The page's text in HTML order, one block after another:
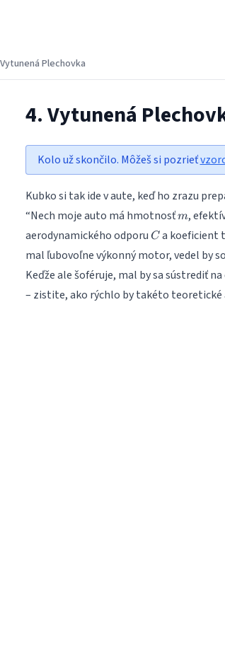
Plechovka
4. Vytunená
Kolo už skončilo. Môžeš si pozrieť
Kubko si tak ide v aute, keď ho zrazu
“Nech moje auto má hmotnosťm
m,
aerodynamického odporu C
Ca koeficient
mal ľubovoľne výkonný motor, vedel by
Keďže ale šoféruje, mal by sa sústrediť
– zistite, ako rýchlo by takéto teoretické